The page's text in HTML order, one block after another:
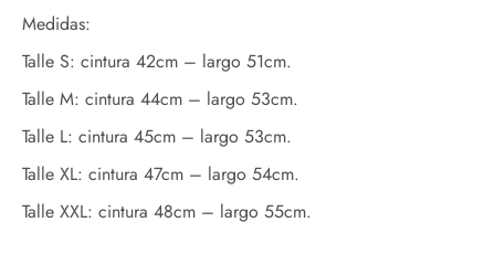
Medidas:
Talle S: cintura 42cm – largo 51cm.
Talle M: cintura 44cm – largo 53cm.
Talle L: cintura 45cm – largo 53cm.
Talle XL: cintura 47cm – largo 54cm.
Talle XXL: cintura 48cm – largo 55cm.